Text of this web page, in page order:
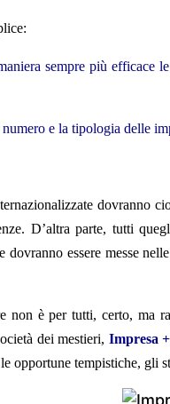
sempre più efficace
e la tipologia delle
dovranno
D’altra parte, tutti
dovranno essere messe
non è per tutti, certo, ma
dei mestieri, Impresa +
opportune tempistiche, gli